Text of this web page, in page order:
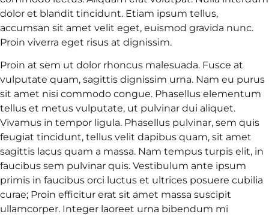
dolor et blandit tincidunt. Etiam ipsum tellus,
accumsan sit amet velit eget, euismod gravida nunc.
Proin viverra eget risus at dignissim.
Proin at sem ut dolor rhoncus malesuada. Fusce at
vulputate quam, sagittis dignissim urna. Nam eu purus
sit amet nisi commodo congue. Phasellus elementum
tellus et metus vulputate, ut pulvinar dui aliquet.
Vivamus in tempor ligula. Phasellus pulvinar, sem quis
feugiat tincidunt, tellus velit dapibus quam, sit amet
sagittis lacus quam a massa. Nam tempus turpis elit, in
faucibus sem pulvinar quis. Vestibulum ante ipsum
primis in faucibus orci luctus et ultrices posuere cubilia
curae; Proin efficitur erat sit amet massa suscipit
ullamcorper. Integer laoreet urna bibendum mi